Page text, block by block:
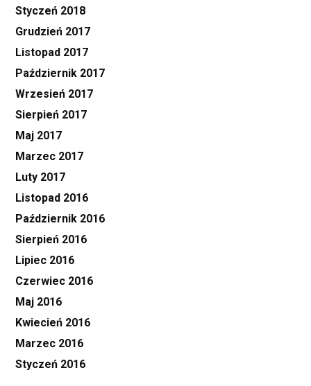
Styczeń 2018
Grudzień 2017
Listopad 2017
Październik 2017
Wrzesień 2017
Sierpień 2017
Maj 2017
Marzec 2017
Luty 2017
Listopad 2016
Październik 2016
Sierpień 2016
Lipiec 2016
Czerwiec 2016
Maj 2016
Kwiecień 2016
Marzec 2016
Styczeń 2016